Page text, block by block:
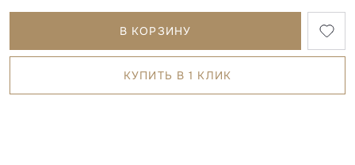
В КОРЗИНУ
КУПИТЬ В 1 КЛИК